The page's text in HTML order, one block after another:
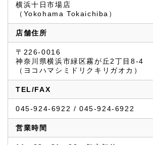
横浜十日市場店
（Yokohama Tokaichiba）
店舗住所
〒226-0016
神奈川県横浜市緑区霧が丘2丁目8-4
（ヨコハマシミドリクキリガオカ）
TEL/FAX
045-924-6922 / 045-924-6922
営業時間